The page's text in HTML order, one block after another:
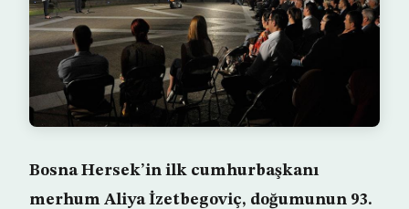
Bosna Hersek’in ilk cumhurbaşkanı
merhum Aliya İzetbegoviç, doğumunun 93.